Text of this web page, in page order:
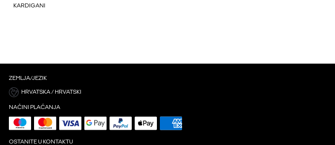
KARDIGANI
ZEMLJA/JEZIK
HRVATSKA / HRVATSKI
NAČINI PLAĆANJA
OSTANITE U KONTAKTU